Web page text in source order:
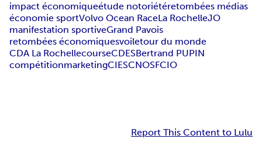
impact économiqueétude notoriétéretombées médias
économie sportVolvo Ocean RaceLa RochelleJO
manifestation sportiveGrand Pavois
retombées économiquesvoiletour du monde
CDA La RochellecourseCDESBertrand PUPIN
compétitionmarketingCIESCNOSFCIO
Report This Content to Lulu